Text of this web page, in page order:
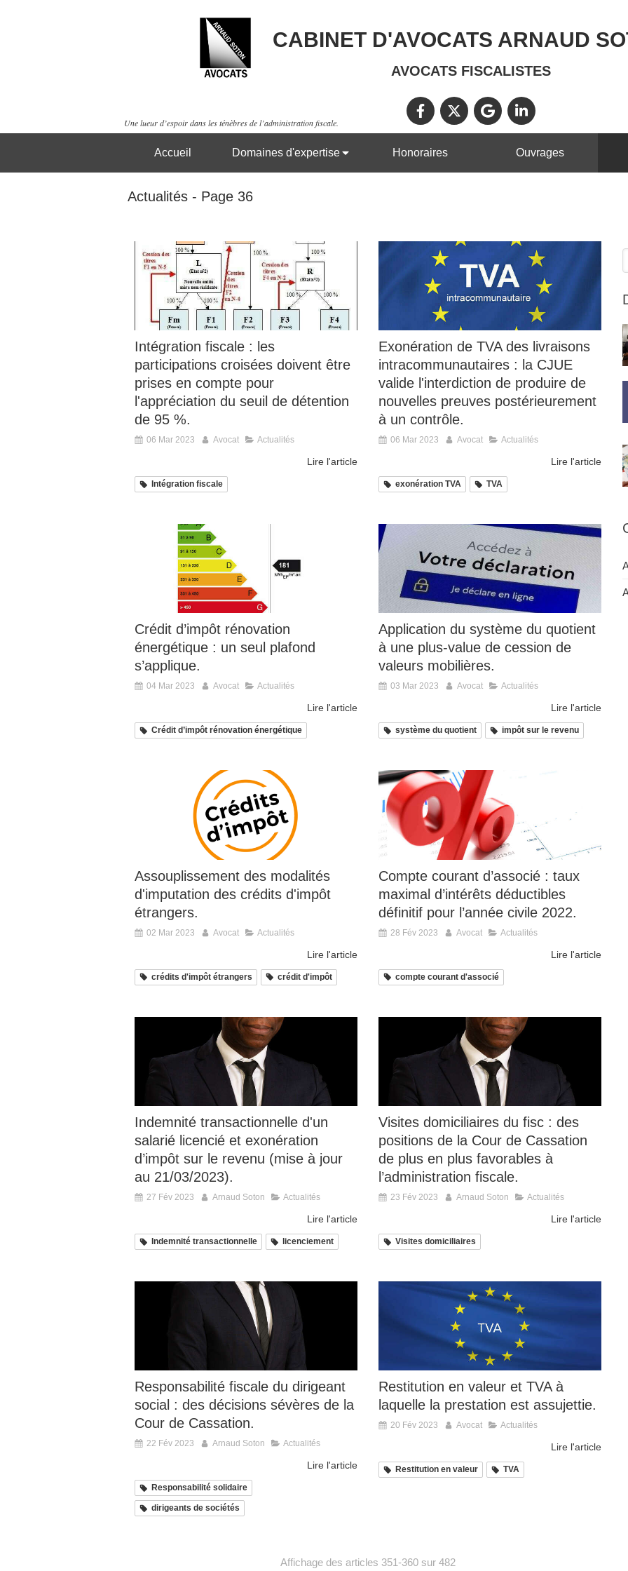
CABINET D'AVOCATS ARNAUD
AVOCATS FISCALISTES
Une lueur d’espoir dans les ténèbres de l’administration fiscale.
Accueil Domaines d'expertise Honoraires Ouvrages
Actualités - Page 36
Intégration fiscale : les
participations croisées doivent être
prises en compte pour
l'appréciation du seuil de détention
de 95 %.
06 Mar 2023 Avocat Actualités
Lire l'article
Intégration fiscale
Exonération de TVA des livraisons
intracommunautaires : la CJUE
valide l'interdiction de produire de
nouvelles preuves postérieurement
à un contrôle.
06 Mar 2023 Avocat Actualités
Lire l'article
exonération TVA TVA
Crédit d’impôt rénovation
énergétique : un seul plafond
s’applique.
04 Mar 2023 Avocat Actualités
Lire l'article
Crédit d’impôt rénovation énergétique
Application du système du quotient
à une plus-value de cession de
valeurs mobilières.
03 Mar 2023 Avocat Actualités
Lire l'article
système du quotient impôt sur le revenu
Assouplissement des modalités
d'imputation des crédits d'impôt
étrangers.
02 Mar 2023 Avocat Actualités
Lire l'article
crédits d'impôt étrangers crédit d'impôt
Compte courant d’associé : taux
maximal d’intérêts déductibles
définitif pour l’année civile 2022.
28 Fév 2023 Avocat Actualités
Lire l'article
compte courant d'associé
Indemnité transactionnelle d'un
salarié licencié et exonération
d’impôt sur le revenu (mise à jour
au 21/03/2023).
27 Fév 2023 Arnaud Soton Actualités
Lire l'article
Indemnité transactionnelle licenciement
Visites domiciliaires du fisc : des
positions de la Cour de Cassation
de plus en plus favorables à
l’administration fiscale.
23 Fév 2023 Arnaud Soton Actualités
Lire l'article
Visites domiciliaires
Responsabilité fiscale du dirigeant
social : des décisions sévères de la
Cour de Cassation.
22 Fév 2023 Arnaud Soton Actualités
Lire l'article
Responsabilité solidaire
dirigeants de sociétés
Restitution en valeur et TVA à
laquelle la prestation est assujettie.
20 Fév 2023 Avocat Actualités
Lire l'article
Restitution en valeur TVA
Affichage des articles 351-360 sur 482